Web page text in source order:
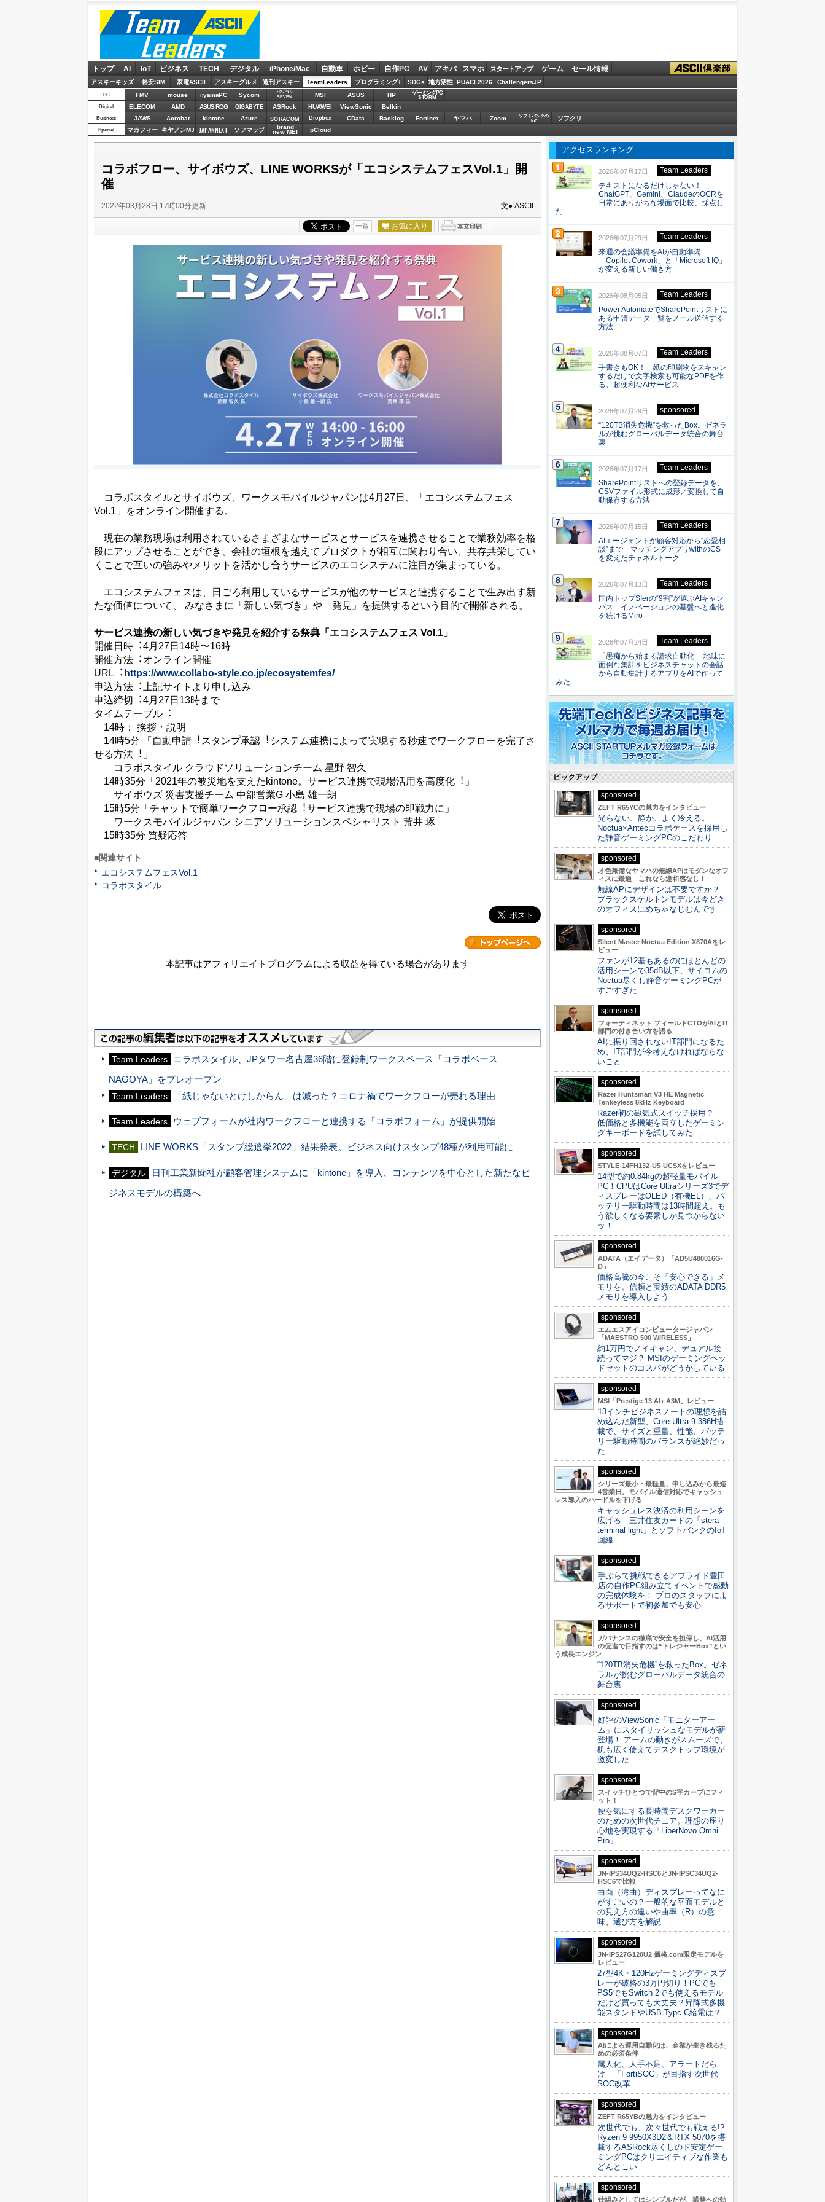
ASCII Team Leaders
トップ AI IoT ビジネス TECH デジタル iPhone/Mac 自動車 ホビー 自作PC AV アキバ スマホ スタートアップ ゲーム セール情報
アスキーキッズ 格安SIM 家電ASCII アスキーグルメ 週刊アスキー TeamLeaders プログラミング+ SDGs 地方活性 PUACL2026 ChallengersJP
PC FMV mouse iiyamaPC Sycom
パソコン
SEVEN
MSI ASUS HP ゲーミングPC
STORM
Digital ELECOM AMD ASUS ROG GIGABYTE ASRock HUAWEI ViewSonic Belkin
Business JAWS Acrobat kintone Azure SORACOM Dropbox CData Backlog Fortinet ヤマハ Zoom
ソフトバンクの
IoT
ソフクリ
Special マカフィー キヤノンMJ JAPANNEXT ソフマップ brand
new ME! pCloud
コラボフロー、サイボウズ、LINE WORKSが「エコシステムフェスVol.1」開
催
2022年03月28日 17時00分更新 文● ASCII
一覧 お気に入り
コラボスタイルとサイボウズ、ワークスモバイルジャパンは4月27日、「エコシステムフェス
Vol.1」をオンライン開催する。
現在の業務現場は利用されているさまざまなサービスとサービスを連携させることで業務効率を格
段にアップさせることができ、会社の垣根を越えてプロダクトが相互に関わり合い、共存共栄してい
くことで互いの強みやメリットを活かし合うサービスのエコシステムに注⽬が集まっている。
エコシステムフェスは、⽇ごろ利⽤しているサービスが他のサービスと連携することで⽣み出す新
たな価値について、 みなさまに「新しい気づき」や「発⾒」を提供するという⽬的で開催される。
サービス連携の新しい気づきや発⾒を紹介する祭典「エコシステムフェス Vol.1」
開催⽇時︓4⽉27⽇14時〜16時
開催⽅法︓オンライン開催
URL︓ https://www.collabo-style.co.jp/ecosystemfes/
申込⽅法︓上記サイトより申し込み
申込締切︓4⽉27⽇13時まで
タイムテーブル︓
14時： 挨拶・説明
14時5分 「⾃動申請︕スタンプ承認︕システム連携によって実現する秒速でワークフローを完了さ
せる⽅法︕」
コラボスタイル クラウドソリューションチーム 星野 智久
14時35分「2021年の被災地を⽀えたkintone。サービス連携で現場活⽤を⾼度化︕」
サイボウズ 災害⽀援チーム 中部営業G ⼩島 雄⼀朗
15時5分「チャットで簡単ワークフロー承認︕サービス連携で現場の即戦⼒に」
ワークスモバイルジャパン シニアソリューションスペシャリスト 荒井 琢
15時35分 質疑応答
■関連サイト
エコシステムフェスVol.1
コラボスタイル
本記事はアフィリエイトプログラムによる収益を得ている場合があります
Team Leaders
コラボスタイル、JPタワー名古屋36階に登録制ワークスペース「コラボベース
NAGOYA」をプレオープン
Team Leaders 「紙じゃないとけしからん」は減った？コロナ禍でワークフローが売れる理由
Team Leaders ウェブフォームが社内ワークフローと連携する「コラボフォーム」が提供開始
TECH LINE WORKS「スタンプ総選挙2022」結果発表。ビジネス向けスタンプ48種が利用可能に
デジタル
日刊工業新聞社が顧客管理システムに「kintone」を導入、コンテンツを中心とした新たなビ
ジネスモデルの構築へ
アクセスランキング
2026年07月17日
Team Leaders
テキストになるだけじゃない！
ChatGPT、Gemini、ClaudeのOCRを
日常にありがちな場面で比較、採点し
た
2026年07月29日
Team Leaders
来週の会議準備をAIが自動準備
「Copilot Cowork」と「Microsoft IQ」
が変える新しい働き方
2026年08月05日
Team Leaders
Power AutomateでSharePointリストに
ある申請データ一覧をメール送信する
方法
2026年08月07日
Team Leaders
手書きもOK！ 紙の印刷物をスキャン
するだけで文字検索も可能なPDFを作
る、超便利なAIサービス
2026年07月29日
sponsored
“120TB消失危機”を救ったBox。ゼネラ
ルが挑むグローバルデータ統合の舞台
裏
2026年07月17日
Team Leaders
SharePointリストへの登録データを、
CSVファイル形式に成形／変換して自
動保存する方法
2026年07月15日
Team Leaders
AIエージェントが顧客対応から“恋愛相
談”まで マッチングアプリwithのCS
を変えたチャネルトーク
2026年07月13日
Team Leaders
国内トップSIerの“9割”が選ぶAIキャン
バス イノベーションの基盤へと進化
を続けるMiro
2026年07月24日
Team Leaders
「愚痴から始まる請求自動化」 地味に
面倒な集計をビジネスチャットの会話
から自動集計するアプリをAIで作って
みた
ピックアップ
sponsored
ZEFT R65YCの魅力をインタビュー
光らない、静か、よく冷える。
Noctua×Antecコラボケースを採用し
た静音ゲーミングPCのこだわり
sponsored
才色兼備なヤマハの無線APはモダンなオフ
ィスに最適 これなら違和感なし！
無線APにデザインは不要ですか？
ブラックスケルトンモデルは今どき
のオフィスにめちゃなじむんです
sponsored
Silent Master Noctua Edition X870Aをレ
ビュー
ファンが12基もあるのにほとんどの
活用シーンで35dB以下、サイコムの
Noctua尽くし静音ゲーミングPCが
すごすぎた
sponsored
フォーティネット フィールドCTOがAIとIT
部門の付き合い方を語る
AIに振り回されないIT部門になるた
め、IT部門が今考えなければならな
いこと
sponsored
Razer Huntsman V3 HE Magnetic
Tenkeyless 8kHz Keyboard
Razer初の磁気式スイッチ採用？
低価格と多機能を両立したゲーミン
グキーボードを試してみた
sponsored
STYLE-14FH132-U5-UCSXをレビュー
14型で約0.84kgの超軽量モバイル
PC！CPUはCore Ultraシリーズ3でデ
ィスプレーはOLED（有機EL）、バ
ッテリー駆動時間は13時間超え。も
う欲しくなる要素しか見つからない
ッ！
sponsored
ADATA（エイデータ）「AD5U480016G-
D」
価格高騰の今こそ「安心できる」メ
モリを。信頼と実績のADATA DDR5
メモリを導入しよう
sponsored
エムエスアイコンピュータージャパン
「MAESTRO 500 WIRELESS」
約1万円でノイキャン、デュアル接
続ってマジ？ MSIのゲーミングヘッ
ドセットのコスパがどうかしている
sponsored
MSI「Prestige 13 AI+ A3M」レビュー
13インチビジネスノートの理想を詰
め込んだ新型、Core Ultra 9 386H搭
載で、サイズと重量、性能、バッテ
リー駆動時間のバランスが絶妙だっ
た
sponsored
シリーズ最小・最軽量、申し込みから最短
4営業日。モバイル通信対応でキャッシュ
レス導入のハードルを下げる
キャッシュレス決済の利用シーンを
広げる 三井住友カードの「stera
terminal light」とソフトバンクのIoT
回線
sponsored
手ぶらで挑戦できるアプライド豊田
店の自作PC組み立てイベントで感動
の完成体験を！ プロのスタッフによ
るサポートで初参加でも安心
sponsored
ガバナンスの徹底で安全を担保し、AI活用
の促進で目指すのは“トレジャーBox”とい
う成長エンジン
“120TB消失危機”を救ったBox。ゼネ
ラルが挑むグローバルデータ統合の
舞台裏
sponsored
好評のViewSonic「モニターアー
ム」にスタイリッシュなモデルが新
登場！ アームの動きがスムーズで、
机も広く使えてデスクトップ環境が
激変した
sponsored
スイッチひとつで背中のS字カーブにフィ
ット！
腰を気にする長時間デスクワーカー
のための次世代チェア。理想の座り
心地を実現する「LiberNovo Omni
Pro」
sponsored
JN-IPS34UQ2-HSC6とJN-IPSC34UQ2-
HSC6で比較
曲面（湾曲）ディスプレーってなに
がすごいの？一般的な平面モデルと
の見え方の違いや曲率（R）の意
味、選び方を解説
sponsored
JN-IPS27G120U2 価格.com限定モデルを
レビュー
27型4K・120Hzゲーミングディスプ
レーが破格の3万円切り！PCでも
PS5でもSwitch 2でも使えるモデル
だけど買っても大丈夫？昇降式多機
能スタンドやUSB Typc-C給電は？
sponsored
AIによる運用自動化は、企業が生き残るた
めの必須条件
属人化、人手不足、アラートだら
け 「FortiSOC」が目指す次世代
SOC改革
sponsored
ZEFT R65YBの魅力をインタビュー
次世代でも、次々世代でも戦える!?
Ryzen 9 9950X3D2＆RTX 5070を搭
載するASRock尽くしのド安定ゲー
ミングPCはクリエイティブな作業も
どんとこい
sponsored
仕組みとしてはシンプルだが、業務への効